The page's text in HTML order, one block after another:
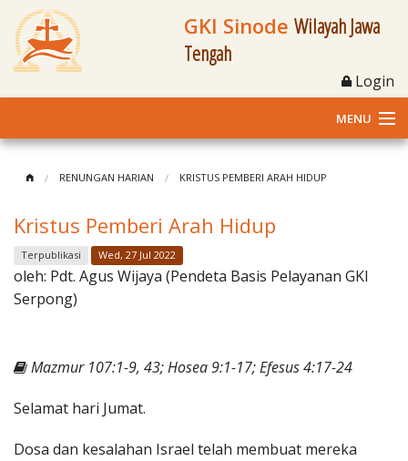
GKI Sinode Wilayah Jawa
Tengah
Login
MENU
Klasis dan Jemaat
Berita Kegiatan
Materi
RENUNGAN HARIAN KRISTUS PEMBERI ARAH HIDUP
Kristus Pemberi Arah Hidup
Terpublikasi Wed, 27 Jul 2022
oleh: Pdt. Agus Wijaya (Pendeta Basis Pelayanan GKI
Serpong)
Mazmur 107:1-9, 43; Hosea 9:1-17; Efesus 4:17-24
Selamat hari Jumat.
Dosa dan kesalahan Israel telah membuat mereka